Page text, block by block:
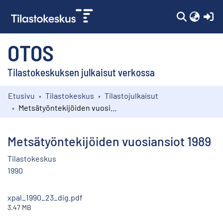
OTOS
Tilastokeskuksen julkaisut verkossa
Kokoelmat
Etusivu Tilastokeskus
Tilastojulkaisut
Metsätyöntekijöiden vuosiansiot 1989
Tilastokeskus
1990
xpal_1990_23_dig.pdf
3.47 MB